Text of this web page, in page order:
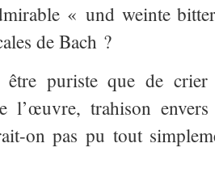
« und weinte
de Bach ?
être puriste que de
l’œuvre, trahison
on pas pu tout